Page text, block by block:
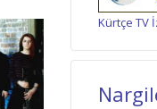
Kürtçe TV